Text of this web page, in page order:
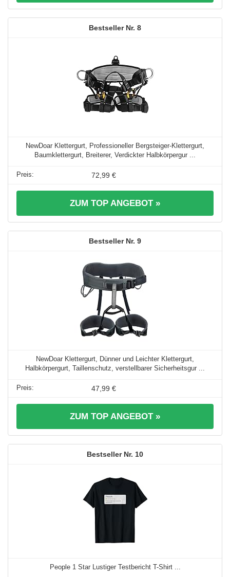
8
NewDoar Klettergurt, Professioneller Bergsteiger-Klettergurt,
Baumklettergurt, Breiterer, Verdickter Halbkörpergur ...
72,99 €
ZUM TOP ANGEBOT »
9
NewDoar Klettergurt, Dünner und Leichter Klettergurt,
Halbkörpergurt, Taillenschutz, verstellbarer Sicherheitsgur ...
47,99 €
ZUM TOP ANGEBOT »
10
People 1 Star Lustiger Testbericht T-Shirt ...